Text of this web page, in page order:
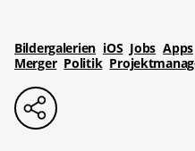
Bildergalerien iOS Jobs Apps
Merger Politik